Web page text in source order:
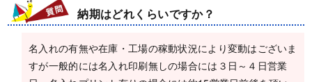
納期はどれくらいですか？
名入れの有無や在庫・工場の稼動状況により変動はございま
すが一般的には名入れ印刷無しの場合には３日～４日営業